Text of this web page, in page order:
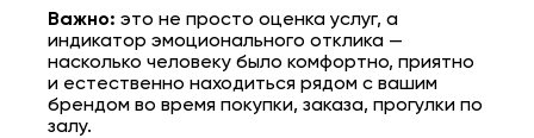
Важно: это не просто оценка услуг, а
индикатор эмоционального отклика —
насколько человеку было комфортно, приятно
и естественно находиться рядом с вашим
брендом во время покупки, заказа, прогулки по
залу.